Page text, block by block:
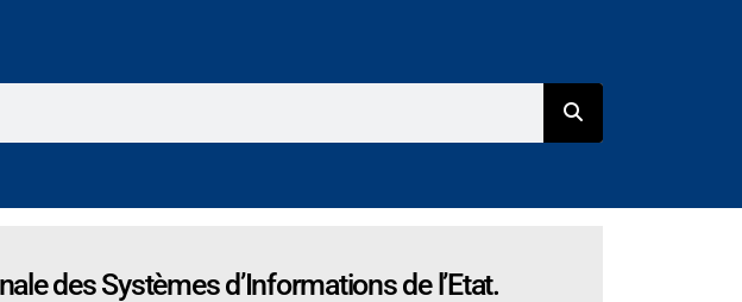
des Systèmes d’Informations de l’Etat.